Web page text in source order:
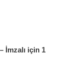
İmzalı için 1